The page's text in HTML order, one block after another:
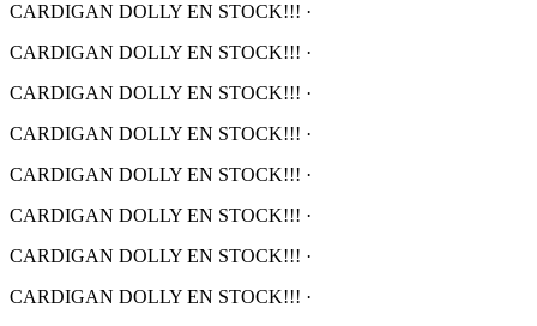
CARDIGAN DOLLY EN STOCK!!! ·
CARDIGAN DOLLY EN STOCK!!! ·
CARDIGAN DOLLY EN STOCK!!! ·
CARDIGAN DOLLY EN STOCK!!! ·
CARDIGAN DOLLY EN STOCK!!! ·
CARDIGAN DOLLY EN STOCK!!! ·
CARDIGAN DOLLY EN STOCK!!! ·
CARDIGAN DOLLY EN STOCK!!! ·